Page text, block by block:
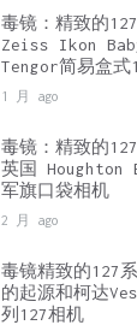
毒镜：精致的
Zeiss Ikon
Tengor简易盒式
1 月 ago
毒镜：精致的
英国 Houghton
军旗口袋相机
2 月 ago
毒镜精致的127
的起源和柯达
列127相机